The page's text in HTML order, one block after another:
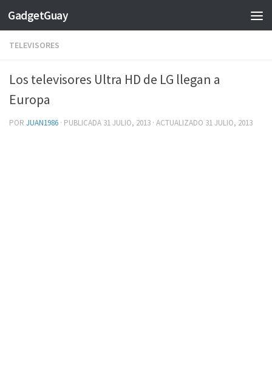
Saltar al contenido
GadgetGuay
TELEVISORES
Los televisores Ultra HD de LG llegan a
Europa
POR JUAN1986 · PUBLICADA 31 JULIO, 2013 · ACTUALIZADO 31 JULIO, 2013